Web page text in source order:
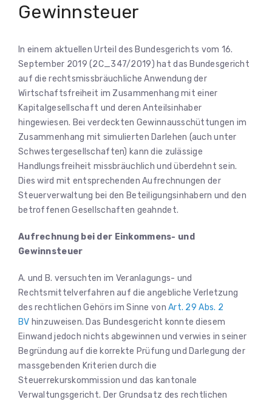
Gewinnsteuer
In einem aktuellen Urteil des Bundesgerichts vom 16.
September 2019 (2C_347/2019) hat das Bundesgericht
auf die rechtsmissbräuchliche Anwendung der
Wirtschaftsfreiheit im Zusammenhang mit einer
Kapitalgesellschaft und deren Anteilsinhaber
hingewiesen. Bei verdeckten Gewinnausschüttungen im
Zusammenhang mit simulierten Darlehen (auch unter
Schwestergesellschaften) kann die zulässige
Handlungsfreiheit missbräuchlich und überdehnt sein.
Dies wird mit entsprechenden Aufrechnungen der
Steuerverwaltung bei den Beteiligungsinhabern und den
betroffenen Gesellschaften geahndet.
Aufrechnung bei der Einkommens- und
Gewinnsteuer
A. und B. versuchten im Veranlagungs- und
Rechtsmittelverfahren auf die angebliche Verletzung
des rechtlichen Gehörs im Sinne vonArt. 29 Abs. 2
BV hinzuweisen. Das Bundesgericht konnte diesem
Einwand jedoch nichts abgewinnen und verwies in seiner
Begründung auf die korrekte Prüfung und Darlegung der
massgebenden Kriterien durch die
Steuerrekurskommission und das kantonale
Verwaltungsgericht. Der Grundsatz des rechtlichen